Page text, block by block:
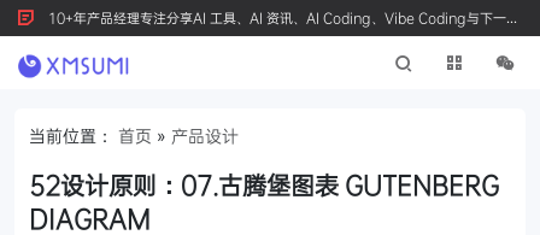
10+年产品经理专注分享AI 工具、AI 资讯、AI Coding、Vibe Coding与下一代
产品创新，按 Ctrl+D 收藏我们
当前位置： 首页 » 产品设计
52设计原则：07.古腾堡图表 GUTENBERG
DIAGRAM